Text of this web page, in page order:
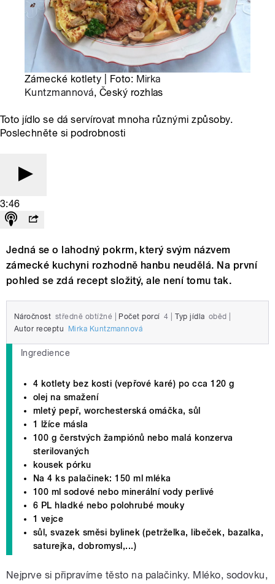
Zámecké kotlety | Foto: Mirka
Kuntzmannová, Český rozhlas
Toto jídlo se dá servírovat mnoha různými způsoby.
Poslechněte si podrobnosti
3:46
Jedná se o lahodný pokrm, který svým názvem
zámecké kuchyni rozhodně hanbu neudělá. Na první
pohled se zdá recept složitý, ale není tomu tak.
Náročnost středně obtížné Počet porcí 4 Typ jídla oběd
Autor receptu
Mirka Kuntzmannová
Ingredience
4 kotlety bez kosti (vepřové karé) po cca 120 g
olej na smažení
mletý pepř, worchesterská omáčka, sůl
1 lžíce másla
100 g čerstvých žampiónů nebo malá konzerva
sterilovaných
kousek pórku
Na 4 ks palačinek: 150 ml mléka
100 ml sodové nebo minerální vody perlivé
6 PL hladké nebo polohrubé mouky
1 vejce
sůl, svazek směsi bylinek (petrželka, libeček, bazalka,
saturejka, dobromysl,...)
Nejprve si připravíme těsto na palačinky. Mléko, sodovku,